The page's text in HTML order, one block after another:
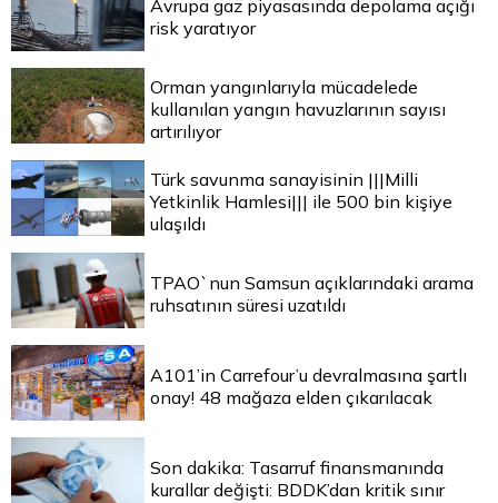
Avrupa gaz piyasasında depolama açığı
risk yaratıyor
Orman yangınlarıyla mücadelede
kullanılan yangın havuzlarının sayısı
artırılıyor
Türk savunma sanayisinin |||Milli
Yetkinlik Hamlesi||| ile 500 bin kişiye
ulaşıldı
TPAO`nun Samsun açıklarındaki arama
ruhsatının süresi uzatıldı
A101’in Carrefour’u devralmasına şartlı
onay! 48 mağaza elden çıkarılacak
Son dakika: Tasarruf finansmanında
kurallar değişti: BDDK’dan kritik sınır